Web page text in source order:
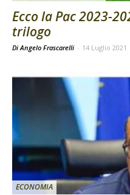
Ecco la Pac 2023-
trilogo
Di Angelo Frascarelli - 14 Luglio 2021
ECONOMIA